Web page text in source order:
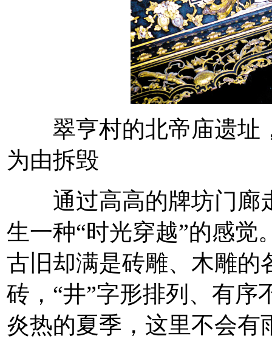
翠亨村的北帝庙遗址
为由拆毁
通过高高的牌坊门廊
生一种“时光穿越”的感觉
古旧却满是砖雕、木雕的
砖，“井”字形排列、有序
炎热的夏季，这里不会有